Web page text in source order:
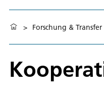
> Forschung & Transfer